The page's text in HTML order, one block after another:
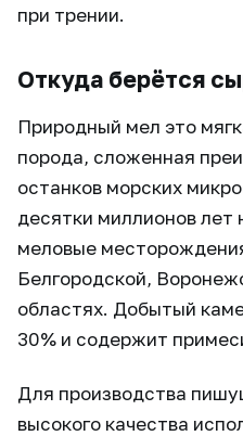
при трении.
Откуда берётся
Природный мел это
порода, сложенная
останков морских
десятки миллионов
меловые
Белгородской,
областях. Добытый
30% и содержит
Для производства
высокого качества